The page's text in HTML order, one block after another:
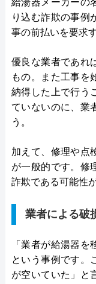
給湯器メーカーの
り込む詐欺の事例
事の前払いを要求
優良な業者であれ
もの。また工事を
納得した上で行う
ていないのに、業
う。
加えて、修理や点
が一般的です。修
詐欺である可能性
業者による破
「業者が給湯器を
という事例です。
が空いていた」と